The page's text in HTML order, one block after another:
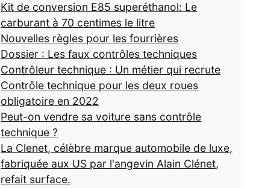
Kit de conversion E85 superéthanol: Le
carburant à 70 centimes le litre
Nouvelles règles pour les fourrières
Dossier : Les faux contrôles techniques
Contrôleur technique : Un métier qui recrute
Contrôle technique pour les deux roues
obligatoire en 2022
Peut-on vendre sa voiture sans contrôle
technique ?
La Clenet, célèbre marque automobile de luxe,
fabriquée aux US par l'angevin Alain Clénet,
refait surface.